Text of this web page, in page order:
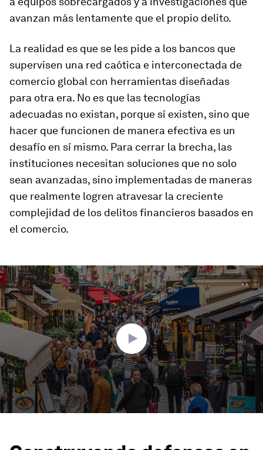
avanzan más lentamente que el propio delito.
La realidad es que se les pide a los bancos que
supervisen una red caótica e interconectada de
comercio global con herramientas diseñadas
para otra era. No es que las tecnologías
adecuadas no existan, porque sí existen, sino que
hacer que funcionen de manera efectiva es un
desafío en sí mismo. Para cerrar la brecha, las
instituciones necesitan soluciones que no solo
sean avanzadas, sino implementadas de maneras
que realmente logren atravesar la creciente
complejidad de los delitos financieros basados en
el comercio.
0
seconds
of
2
minutes,
34
seconds